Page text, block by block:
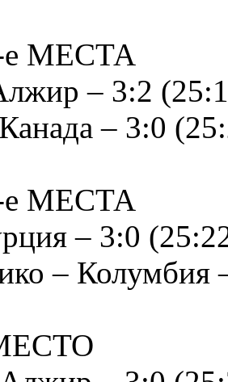
е МЕСТА
– 3:2
– 3:0
е МЕСТА
– 3:0
– Колумбия